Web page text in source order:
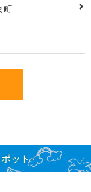
町
ット